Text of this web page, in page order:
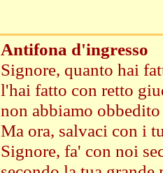
Antifona d'ingresso
Signore, quanto hai
l'hai fatto con retto
non abbiamo
Ma ora, salvaci con i
Signore, fa' con noi